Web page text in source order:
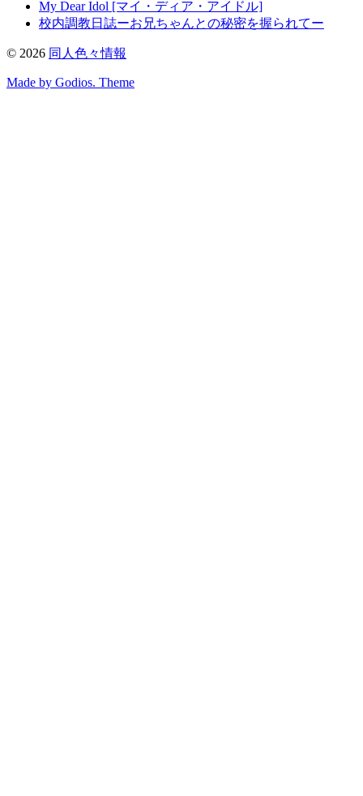
My Dear Idol [マイ・ディア・アイドル]
校内調教日誌ーお兄ちゃんとの秘密を握られてー
© 2026 同人色々情報
Made by Godios. Theme